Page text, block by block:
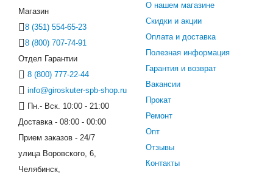
Магазин
8 (351) 554-65-23
8 (800) 707-74-91
Отдел Гарантии
8 (800) 777-22-44
info@giroskuter-spb-shop.ru
Пн.- Вск. 10:00 - 21:00
Доставка - 08:00 - 00:00
Прием заказов - 24/7
улица Воровского, 6,
Челябинск,
О нашем магазине
Скидки и акции
Оплата и доставка
Полезная информация
Гарантия и возврат
Вакансии
Прокат
Ремонт
Опт
Отзывы
Контакты